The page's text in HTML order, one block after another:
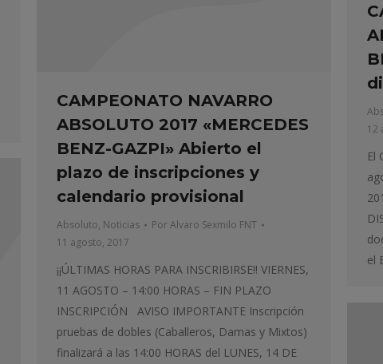
12
El
el
CAMPEONATO NAVARRO
ABSOLUTO 2017 «MERCEDES
BENZ-GAZPI» Abierto el
plazo de inscripciones y
calendario provisional
Absoluto, Noticias PorAlvaro Sexmilo FNT
11 agosto, 2017
¡¡ÚLTIMAS HORAS PARA INSCRIBIRSE!! VIERNES,
11 AGOSTO – 14:00 HORAS – FIN PLAZO
INSCRIPCIÓN AVISO IMPORTANTE Inscripción
pruebas de dobles (Caballeros, Damas y Mixtos)
finalizará a las 14:00 HORAS del LUNES, 14 DE